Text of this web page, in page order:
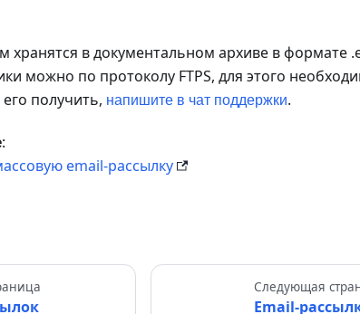
хранятся в документальном архиве в формате
можно по протоколу FTPS, для этого
получить, напишите в чат поддержки.
:
email-рассылку
Следующая
Email-